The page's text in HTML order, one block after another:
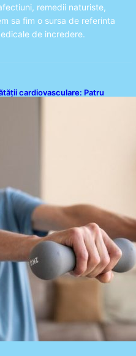
remedii naturiste,
sa fim o sursa de referinta
de incredere.
cardiovasculare: Patru